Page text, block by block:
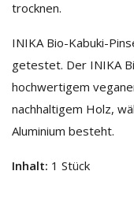
trocknen.
INIKA Bio-Kabuki-
getestet. Der INIKA
hochwertigem
nachhaltigem Holz,
Aluminium besteht.
Inhalt: 1 Stück